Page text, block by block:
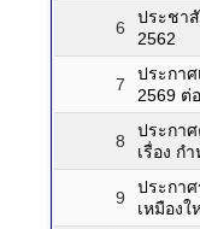
6
ประชา
2562
7
ประกา
2569 ต่
8
ประกา
เรื่อง ก
9
ประกา
เหมือง